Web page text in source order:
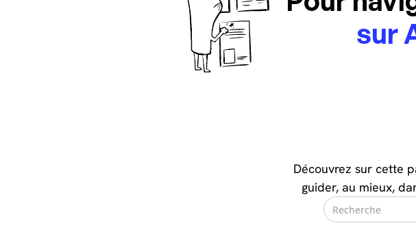
sur
Découvrez sur cette
guider, au mieux,